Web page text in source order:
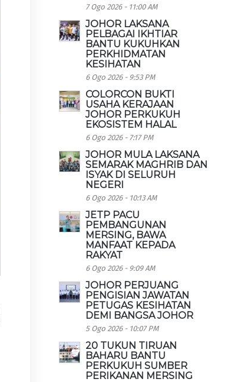
7 Ogo 2026 - 11:00 AM
JOHOR LAKSANA
PELBAGAI IKHTIAR
BANTU KUKUHKAN
PERKHIDMATAN
KESIHATAN
6 Ogo 2026 - 9:53 PM
COLORCON BUKTI
USAHA KERAJAAN
JOHOR PERKUKUH
EKOSISTEM HALAL
6 Ogo 2026 - 7:17 PM
JOHOR MULA LAKSANA
SEMARAK MAGHRIB DAN
ISYAK DI SELURUH
NEGERI
6 Ogo 2026 - 10:13 AM
JETP PACU
PEMBANGUNAN
MERSING, BAWA
MANFAAT KEPADA
RAKYAT
6 Ogo 2026 - 9:09 AM
JOHOR PERJUANG
PENGISIAN JAWATAN
PETUGAS KESIHATAN
DEMI BANGSA JOHOR
5 Ogo 2026 - 10:07 PM
20 TUKUN TIRUAN
BAHARU BANTU
PERKUKUH SUMBER
PERIKANAN MERSING